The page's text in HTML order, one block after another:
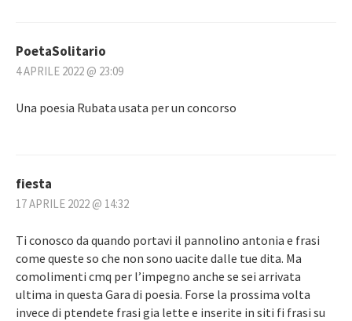
PoetaSolitario
4 APRILE 2022 @ 23:09
Una poesia Rubata usata per un concorso
fiesta
17 APRILE 2022 @ 14:32
Ti conosco da quando portavi il pannolino antonia e frasi
come queste so che non sono uacite dalle tue dita. Ma
comolimenti cmq per l’impegno anche se sei arrivata
ultima in questa Gara di poesia. Forse la prossima volta
invece di ptendete frasi gia lette e inserite in siti fi frasi su